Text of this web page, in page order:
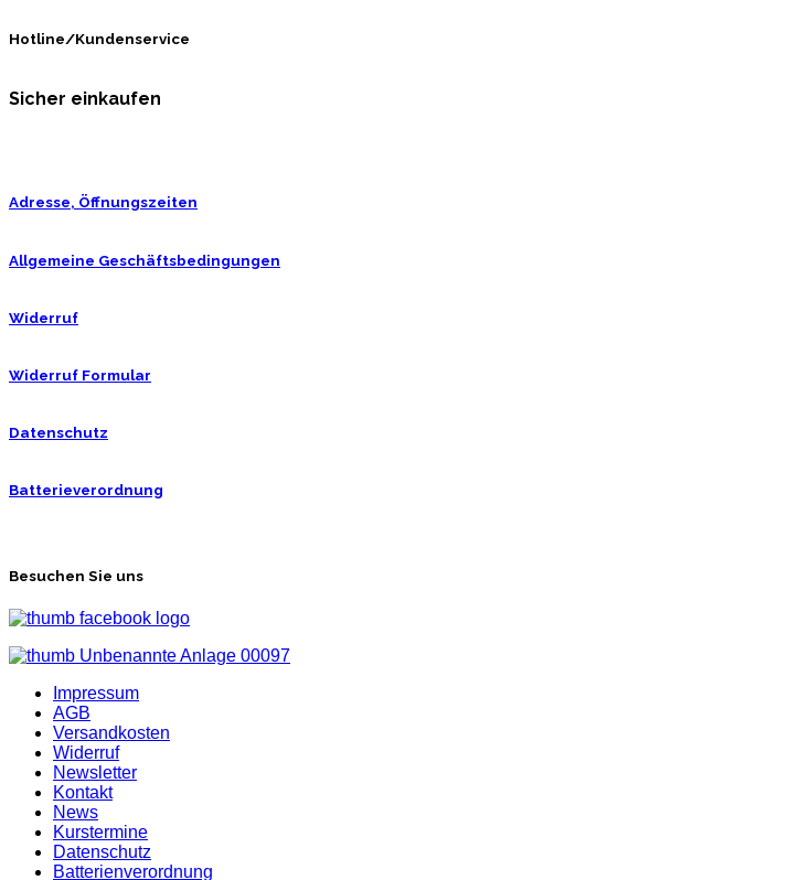
Hotline/Kundenservice
Sicher einkaufen
Adresse, Öffnungszeiten
Allgemeine Geschäftsbedingungen
Widerruf
Widerruf Formular
Datenschutz
Batterieverordnung
Besuchen Sie uns
Impressum
AGB
Versandkosten
Widerruf
Newsletter
Kontakt
News
Kurstermine
Datenschutz
Batterienverordnung